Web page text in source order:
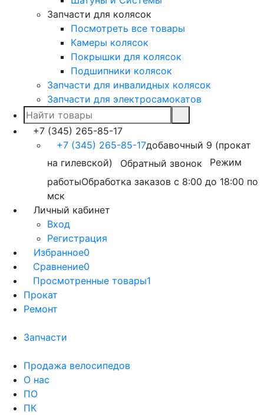
Запчасти для колясок
Посмотреть все товары
Камеры колясок
Покрышки для колясок
Подшипники колясок
Запчасти для инвалидных колясок
Запчасти для электросамокатов
+7 (345) 265-85-17
+7 (345) 265-85-17добавочный 9 (прокат
на гилевской)
Обратный звонок
Режим
работыОбработка заказов с 8:00 до 18:00 по
мск
Личный кабинет
Вход
Регистрация
Избранное0
Сравнение0
Просмотренные товары1
Прокат
Ремонт
Запчасти
Продажа велосипедов
О нас
ПО
ПК